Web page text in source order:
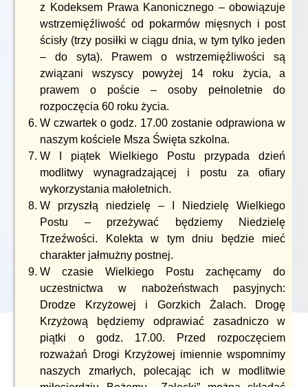
z Kodeksem Prawa Kanonicznego – obowiązuje
wstrzemięźliwość od pokarmów mięsnych i post
ścisły (trzy posiłki w ciągu dnia, w tym tylko jeden
– do syta). Prawem o wstrzemięźliwości są
związani wszyscy powyżej 14 roku życia, a
prawem o poście – osoby pełnoletnie do
rozpoczęcia 60 roku życia.
W czwartek o godz. 17.00 zostanie odprawiona w
naszym kościele Msza Święta szkolna.
W I piątek Wielkiego Postu przypada dzień
modlitwy wynagradzającej i postu za ofiary
wykorzystania małoletnich.
W przyszłą niedzielę – I Niedzielę Wielkiego
Postu – przeżywać będziemy Niedzielę
Trzeźwości. Kolekta w tym dniu będzie mieć
charakter jałmużny postnej.
W czasie Wielkiego Postu zachęcamy do
uczestnictwa w nabożeństwach pasyjnych:
Drodze Krzyżowej i Gorzkich Żalach. Drogę
Krzyżową będziemy odprawiać zasadniczo w
piątki o godz. 17.00. Przed rozpoczęciem
rozważań Drogi Krzyżowej imiennie wspomnimy
naszych zmarłych, polecając ich w modlitwie